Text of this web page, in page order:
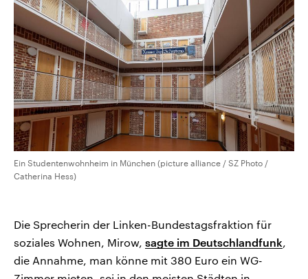
CDU, SPD und FDP regiert.-
Umfragen, Prognosen,
Wahlprogramme, aktuelle Berichte
und Hintergründe zu den Parteien
und Kandidaten der anstehenden
Wahl.
aktuelle Weltgeschehen.
Sendungen Programm Podcasts
Audio-Archiv
Ein Studentenwohnheim in München (picture alliance / SZ Photo /
Catherina Hess)
Die Sprecherin der Linken-Bundestagsfraktion für
soziales Wohnen, Mirow, sagte im Deutschlandfunk,
die Annahme, man könne mit 380 Euro ein WG-